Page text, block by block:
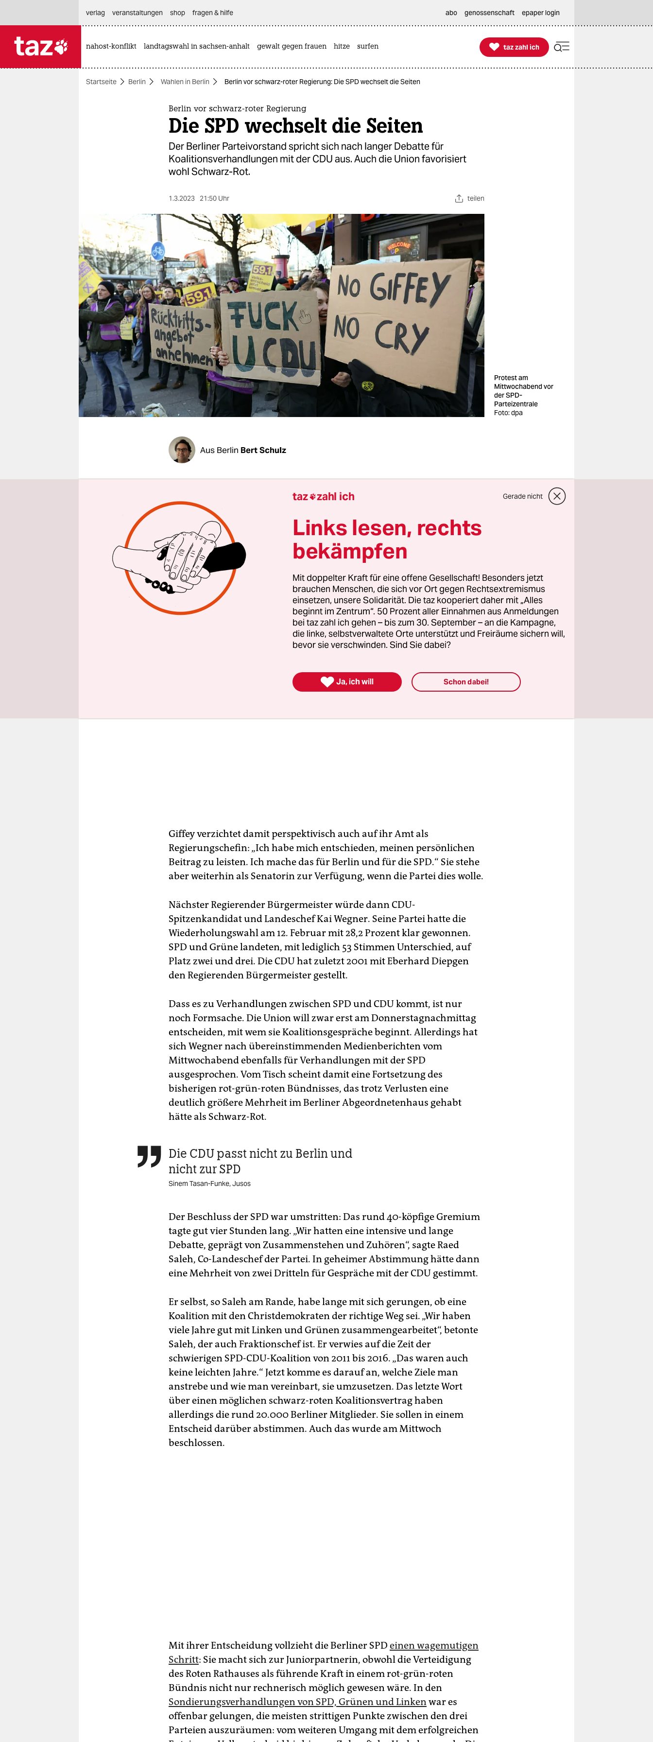
themen
berlin
nord
wahrheit
verlag
verlag
veranstaltungen
shop
fragen & hilfe
unterstützen
genossenschaft
verlag
veranstaltungen shop fragen & hilfe abo genossenschaft epaper login
nahost-konflikt landtagswahl in sachsen-anhalt gewalt gegen frauen hitze surfen 
taz zahl ich
taz zahl ich
Startseite Berlin Wahlen in Berlin Berlin vor schwarz-roter Regierung: Die SPD wechselt die Seiten
Berlin vor schwarz-roter Regierung
Die SPD wechselt die Seiten
Der Berliner Parteivorstand spricht sich nach langer Debatte für
Koalitionsverhandlungen mit der CDU aus. Auch die Union favorisiert
wohl Schwarz-Rot.
1.3.2023 21:50 Uhr teilen
Protest am
Mittwochabend vor
der SPD-
Parteizentrale
Foto: dpa
Aus Berlin Bert Schulz
Berlin droht nach 2011 erneut eine Koalition aus CDU und SPD.
Zumindest die Berliner Sozialdemokraten haben am Mittwochabend
den Weg dafür auch offiziell frei gemacht. Der Parteivorstand
entschied mit 25 zu 12 Stimmen, entsprechende Verhandlungen mit
dem Wahlsieger CDU aufnehmen zu wollen.
„Wir gehen einen Weg, der dem Wahlergebnis mehr Rechnung tragen
kann“, sagte im Anschluss an die SitzungFranziska Giffey, SPD-
Parteichefin und noch Regierende Bürgermeisterin. Sie fügte hinzu:
„Wir haben festgestellt, dass es große inhaltliche Schnittmengen mit
der CDU gibt und ein großes Entgegenkommen für unsere Themen.“
Giffey verzichtet damit perspektivisch auch auf ihr Amt als
Regierungschefin: „Ich habe mich entschieden, meinen persönlichen
Beitrag zu leisten. Ich mache das für Berlin und für die SPD.“ Sie stehe
aber weiterhin als Senatorin zur Verfügung, wenn die Partei dies wolle.
Nächster Regierender Bürgermeister würde dann CDU-
Spitzenkandidat und Landeschef Kai Wegner. Seine Partei hatte die
Wiederholungswahl am 12. Februar mit 28,2 Prozent klar gewonnen.
SPD und Grüne landeten, mit lediglich 53 Stimmen Unterschied, auf
Platz zwei und drei. Die CDU hat zuletzt 2001 mit Eberhard Diepgen
den Regierenden Bürgermeister gestellt.
Dass es zu Verhandlungen zwischen SPD und CDU kommt, ist nur
noch Formsache. Die Union will zwar erst am Donnerstagnachmittag
entscheiden, mit wem sie Koalitionsgespräche beginnt. Allerdings hat
sich Wegner nach übereinstimmenden Medienberichten vom
Mittwochabend ebenfalls für Verhandlungen mit der SPD
ausgesprochen. Vom Tisch scheint damit eine Fortsetzung des
bisherigen rot-grün-roten Bündnisses, das trotz Verlusten eine
deutlich größere Mehrheit im Berliner Abgeordnetenhaus gehabt
hätte als Schwarz-Rot.
 Die CDU passt nicht zu Berlin und
nicht zur SPD
Sinem Tasan-Funke, Jusos
Der Beschluss der SPD war umstritten: Das rund 40-köpfige Gremium
tagte gut vier Stunden lang. „Wir hatten eine intensive und lange
Debatte, geprägt von Zusammenstehen und Zuhören“, sagte Raed
Saleh, Co-Landeschef der Partei. In geheimer Abstimmung hätte dann
eine Mehrheit von zwei Dritteln für Gespräche mit der CDU gestimmt.
Er selbst, so Saleh am Rande, habe lange mit sich gerungen, ob eine
Koalition mit den Christdemokraten der richtige Weg sei. „Wir haben
viele Jahre gut mit Linken und Grünen zusammengearbeitet“, betonte
Saleh, der auch Fraktionschef ist. Er verwies auf die Zeit der
schwierigen SPD-CDU-Koalition von 2011 bis 2016. „Das waren auch
keine leichten Jahre.“ Jetzt komme es darauf an, welche Ziele man
anstrebe und wie man vereinbart, sie umzusetzen. Das letzte Wort
über einen möglichen schwarz-roten Koalitionsvertrag haben
allerdings die rund 20.000 Berliner Mitglieder. Sie sollen in einem
Entscheid darüber abstimmen. Auch das wurde am Mittwoch
beschlossen.
Mit ihrer Entscheidung vollzieht die Berliner SPD einen wagemutigen
Schritt: Sie macht sich zur Juniorpartnerin, obwohl die Verteidigung
des Roten Rathauses als führende Kraft in einem rot-grün-roten
Bündnis nicht nur rechnerisch möglich gewesen wäre. In den
Sondierungsverhandlungen von SPD, Grünen und Linkenwar es
offenbar gelungen, die meisten strittigen Punkte zwischen den drei
Parteien auszuräumen: vom weiteren Umgang mit dem erfolgreichen
taz zahl ich Gerade nicht
Links lesen, rechts
bekämpfen
Mit doppelter Kraft für eine offene Gesellschaft! Besonders jetzt
brauchen Menschen, die sich vor Ort gegen Rechtsextremismus
einsetzen, unsere Solidarität. Die taz kooperiert daher mit „Alles
beginnt im Zentrum“. 50 Prozent aller Einnahmen aus Anmeldungen
bei taz zahl ich gehen – bis zum 30. September – an die Kampagne,
die linke, selbstverwaltete Orte unterstützt und Freiräume sichern will,
bevor sie verschwinden. Sind Sie dabei?
 Ja, ich will Schon dabei!